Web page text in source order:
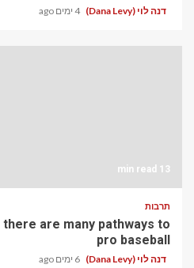
דנה לוי (Dana Levy) 4 ימים ago
13 min read
תרבות
there are many pathways to
pro baseball
דנה לוי (Dana Levy) 6 ימים ago